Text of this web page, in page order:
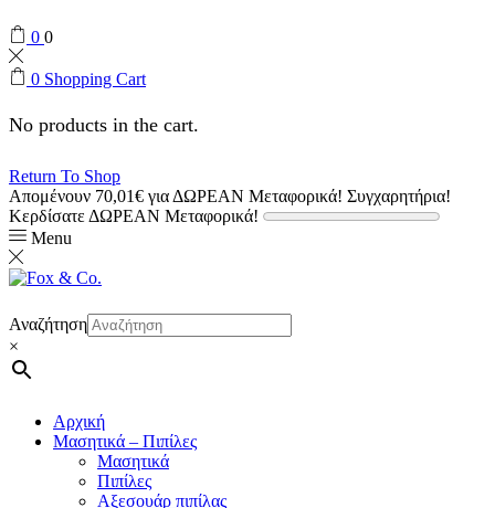
0 0
0 Shopping Cart
No products in the cart.
Return To Shop
Απομένουν 70,01€ για ΔΩΡΕΑΝ Μεταφορικά! Συγχαρητήρια!
Κερδίσατε ΔΩΡΕΑΝ Μεταφορικά!
Menu
Αναζήτηση
×
Αρχική
Μασητικά – Πιπίλες
Μασητικά
Πιπίλες
Αξεσουάρ πιπίλας